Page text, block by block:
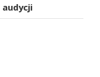
audycji